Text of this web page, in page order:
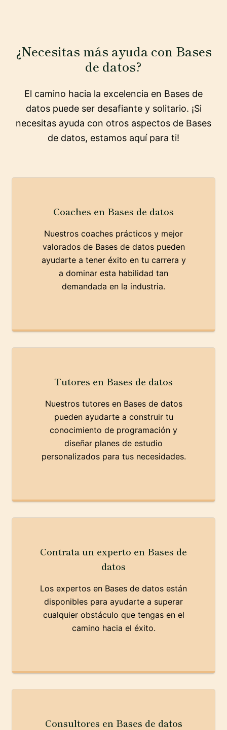
¿Necesitas más ayuda con Bases
de datos?
El camino hacia la excelencia en Bases de
datos puede ser desafiante y solitario. ¡Si
necesitas ayuda con otros aspectos de Bases
de datos, estamos aquí para ti!
Coaches en Bases de datos
Nuestros coaches prácticos y mejor
valorados de Bases de datos pueden
ayudarte a tener éxito en tu carrera y
a dominar esta habilidad tan
demandada en la industria.
Tutores en Bases de datos
Nuestros tutores en Bases de datos
pueden ayudarte a construir tu
conocimiento de programación y
diseñar planes de estudio
personalizados para tus necesidades.
Contrata un experto en Bases de
datos
Los expertos en Bases de datos están
disponibles para ayudarte a superar
cualquier obstáculo que tengas en el
camino hacia el éxito.
Consultores en Bases de datos